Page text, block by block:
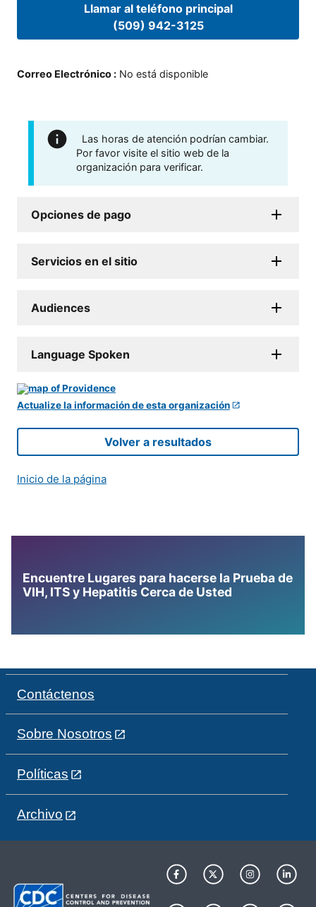
Llamar al teléfono principal
(509) 942-3125
Correo Electrónico : No está disponible
Las horas de atención podrían cambiar.
Por favor visite el sitio web de la
organización para verificar.
Opciones de pago
Servicios en el sitio
Audiences
Language Spoken
Actualize la información de esta organización
Volver a resultados
Inicio de la página
Encuentre Lugares para hacerse la Prueba de
VIH, ITS y Hepatitis Cerca de Usted
Contáctenos
Sobre Nosotros
Políticas
Archivo